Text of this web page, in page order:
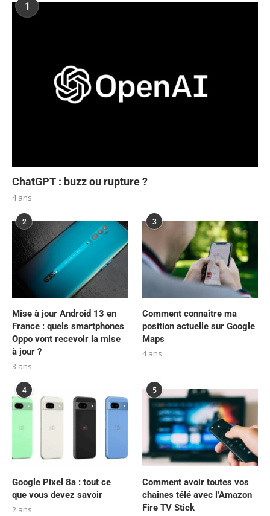
1
ChatGPT : buzz ou rupture ?
4 ans
2
Mise à jour Android 13 en
France : quels smartphones
Oppo vont recevoir la mise
à jour ?
3 ans
3
Comment connaître ma
position actuelle sur Google
Maps
4 ans
4
Google Pixel 8a : tout ce
que vous devez savoir
2 ans
5
Comment avoir toutes vos
chaînes télé avec l’Amazon
Fire TV Stick